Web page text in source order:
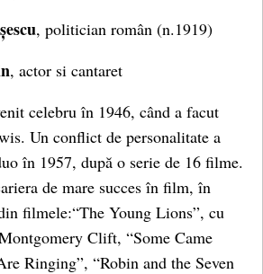
, politician român (n.1919)
, actor si cantaret
celebru în 1946, când a facut
Un conflict de personalitate a
în 1957, după o serie de 16 filme.
de mare succes în film, în
filmele:“The Young Lions”, cu
Clift, “Some Came
Ringing”, “Robin and the Seven